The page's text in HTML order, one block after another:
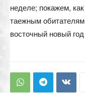
неделе; покажем,
таежным
восточный новый